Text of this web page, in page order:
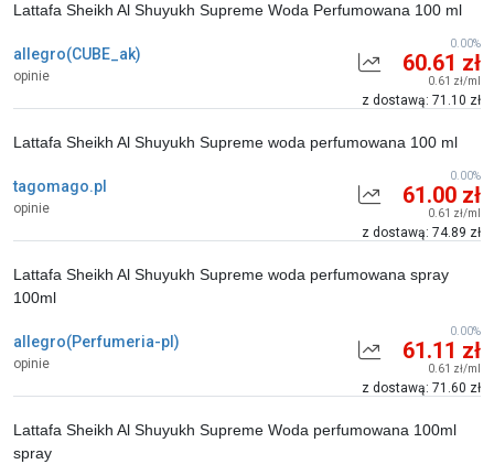
allegro(CUBE_ak)
opinie
Lattafa Sheikh Al Shuyukh Supreme Woda Perfumowana 100 ml
60.61 zł
0.61 zł/ml
z dostawą: 71.10 zł
0.00%
tagomago.pl
opinie
Lattafa Sheikh Al Shuyukh Supreme woda perfumowana 100 ml
61.00 zł
0.61 zł/ml
z dostawą: 74.89 zł
0.00%
allegro(Perfumeria-pl)
opinie
Lattafa Sheikh Al Shuyukh Supreme woda perfumowana spray
100ml
61.11 zł
0.61 zł/ml
z dostawą: 71.60 zł
0.00%
Lattafa Sheikh Al Shuyukh Supreme Woda perfumowana 100ml
spray